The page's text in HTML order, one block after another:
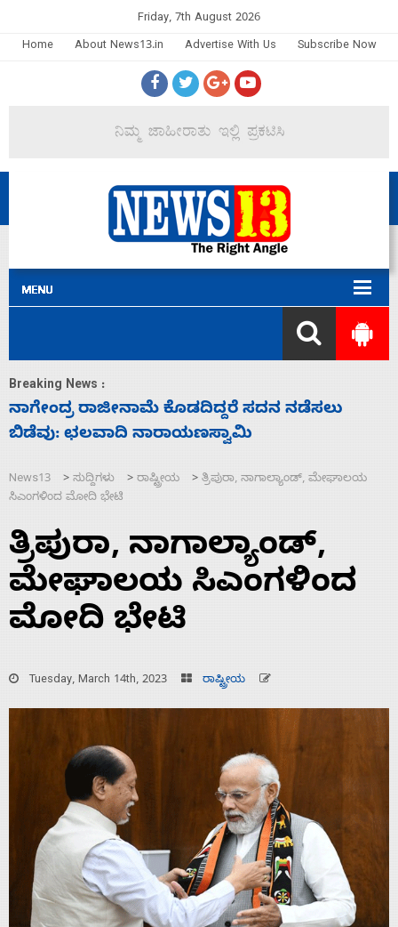
Friday, 7th August 2026
Home
About News13.in Advertise With Us Subscribe Now
Breaking News :
ಸಚಿವ ಸಂಪುಟ ವಿಸ್ತರಣೆ ಮಾಡಿದ್ದು ಹಣಬಲ ಮತ್ತು
ಹೈಕಮಾಂಡ್ ರಾಜಕಾರಣಕ್ಕೆ: ವಿಜಯೇಂದ್ರ
News13 > ಸುದ್ದಿಗಳು > ರಾಷ್ಟ್ರೀಯ > ತ್ರಿಪುರಾ, ನಾಗಾಲ್ಯಾಂಡ್, ಮೇಘಾಲಯ
ಸಿಎಂಗಳಿಂದ ಮೋದಿ ಭೇಟಿ
ತ್ರಿಪುರಾ, ನಾಗಾಲ್ಯಾಂಡ್,
ಮೇಘಾಲಯ ಸಿಎಂಗಳಿಂದ
ಮೋದಿ ಭೇಟಿ
Tuesday, March 14th, 2023 ರಾಷ್ಟ್ರೀಯ